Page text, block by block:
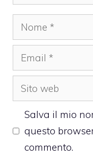
Nome
Email
Sito
web
Salva il mio
questo
commento.